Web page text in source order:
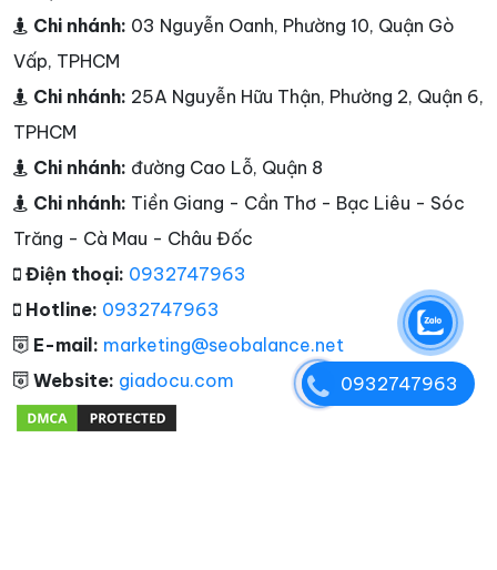
Chi nhánh: 03 Nguyễn Oanh, Phường 10, Quận Gò
Vấp, TPHCM
Chi nhánh: 25A Nguyễn Hữu Thận, Phường 2, Quận 6,
TPHCM
Chi nhánh: đường Cao Lỗ, Quận 8
Chi nhánh: Tiền Giang - Cần Thơ - Bạc Liêu - Sóc
Trăng - Cà Mau - Châu Đốc
Điện thoại: 0932747963
Hotline: 0932747963
E-mail: marketing@seobalance.net
Website: giadocu.com 0932747963